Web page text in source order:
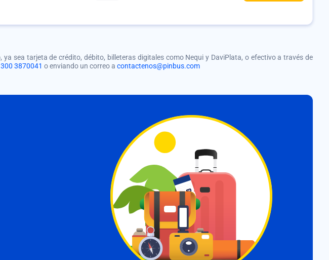
sea tarjeta de crédito, débito, billeteras digitales como Nequi y DaviPlata, o efectivo a través de
300 3870041 o enviando un correo a contactenos@pinbus.com